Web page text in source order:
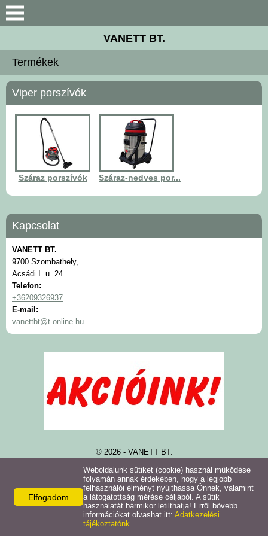
Keresés
Céginformáció
Termékek
Gépkölcsönzés
Szervíz
Letöltések
Kapcsolat
VANETT BT.
Termékek
Viper porszívók
Száraz porszívók Száraz-nedves por...
Kapcsolat
VANETT BT.
9700 Szombathely,
Acsádi I. u. 24.
Telefon:
+36209326937
E-mail:
vanettbt@t-online.hu
© 2026 - VANETT BT.
Adatkezelési tájékoztató Oldal információk Impresszum
Elfogadom
Weboldalunk sütiket (cookie) használ működése
folyamán annak érdekében, hogy a legjobb
felhasználói élményt nyújthassa Önnek, valamint
a látogatottság mérése céljából. A sütik
használatát bármikor letilthatja! Erről bővebb
információkat olvashat itt: Adatkezelési
tájékoztatónk